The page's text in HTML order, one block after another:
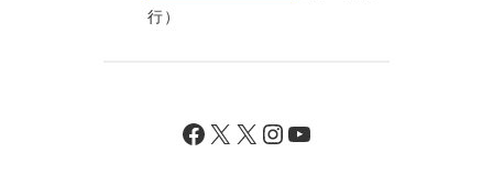
行）
Facebook X X InstagramYouTube